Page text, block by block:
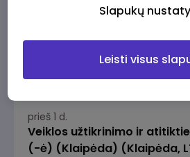
prieš 1 d.
Veiklos užtikrinimo ir
(-ė) (Klaipėda) (Klaipėda,
Slapukų
Leisti visus